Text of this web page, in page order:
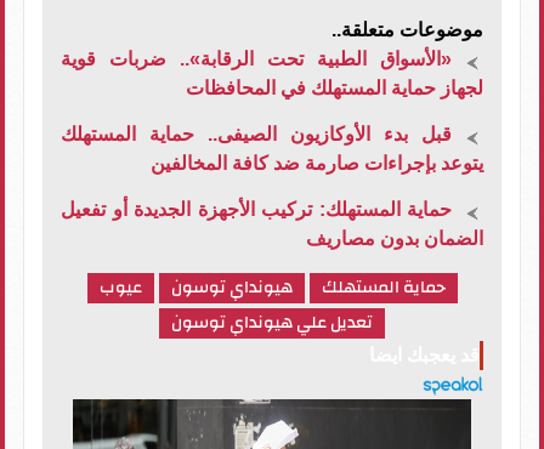
موضوعات متعلقة..
«الأسواق الطبية تحت الرقابة».. ضربات قوية
لجهاز حماية المستهلك في المحافظات
قبل بدء الأوكازيون الصيفى.. حماية المستهلك
يتوعد بإجراءات صارمة ضد كافة المخالفين
حماية المستهلك: تركيب الأجهزة الجديدة أو تفعيل
الضمان بدون مصاريف
حماية المستهلك هيونداي توسون
عيوب
تعديل علي هيونداي توسون